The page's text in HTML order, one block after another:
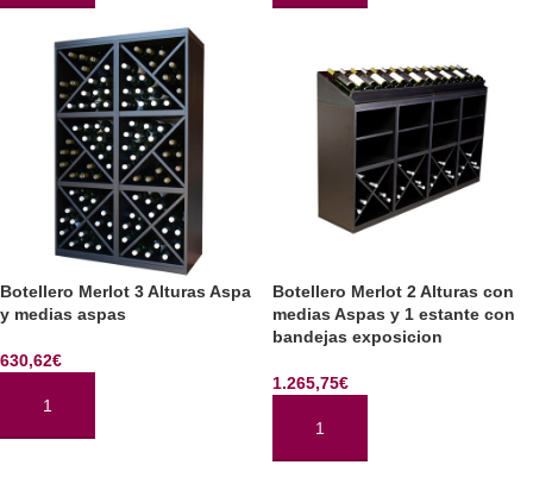
Botellero Merlot 3 Alturas Aspa
y medias aspas
630,62€
AÑADIR AL CARRITO
Botellero Merlot 2 Alturas con
medias Aspas y 1 estante con
bandejas exposicion
1.265,75€
AÑADIR AL CARRITO